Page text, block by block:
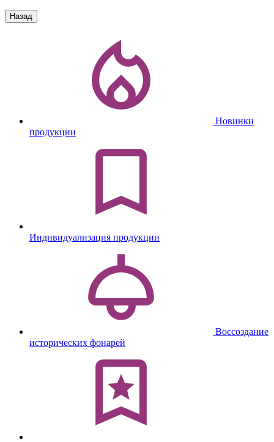
Назад
Новинки
продукции
Индивидуализация продукции
Воссоздание
исторических фонарей